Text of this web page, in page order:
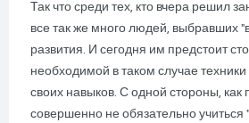
Так что среди тех, кто вчера решил
все так же много людей, выбравших
развития. И сегодня им предстоит
необходимой в таком случае
своих навыков. С одной стороны, как
совершенно не обязательно учиться